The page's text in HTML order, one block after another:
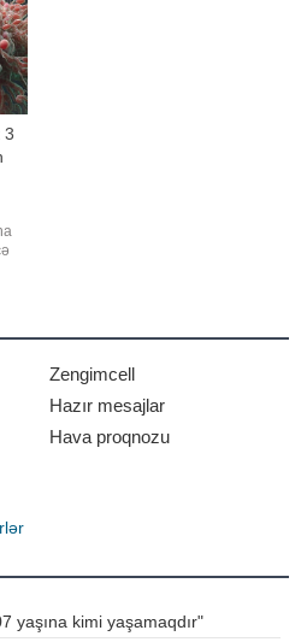
3
Zengimcell
Hazır mesajlar
Hava proqnozu
yaşına kimi yaşamaqdır"